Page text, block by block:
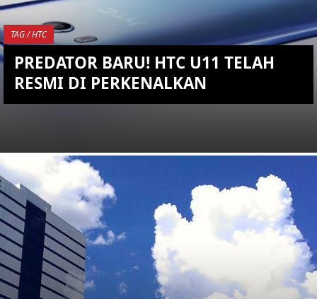
TAG / HTC
PREDATOR BARU! HTC U11 TELAH
RESMI DI PERKENALKAN
YOU ARE VIEWING MOST
RECENT POST